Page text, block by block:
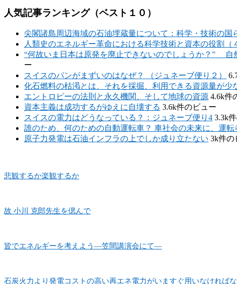
人気記事ランキング（ベスト１０）
尖閣諸島周辺海域の石油埋蔵量について：科学・技術の国
人類史のエネルギー革命における科学技術と資本の役割（
“何故いま日本は原発を廃止できないのでしょうか？” 自
ー
スイスのパンがまずいのはなぜ？ （ジュネーブ便り２）
化石燃料の枯渇とは、それを採掘、利用できる資源量が
エントロピーの法則と永久機関、そして地球の資源 4.6k件
資本主義は成功するがゆえに自壊する 3.6k件のビュー
スイスの電力はどうなっている？：ジュネーブ便り4 3.3k
誰のため、何のための自動運転車？ 車社会の未来に、運
原子力発電は石油インフラの上でしか成り立たない 3k件の
悲観するか楽観するか
故 小川 克郎先生を偲んで
皆でエネルギーを考えよう―笠間講演会にて―
石炭火力より発電コストの高い再エネ電力がいますぐ用いなければ